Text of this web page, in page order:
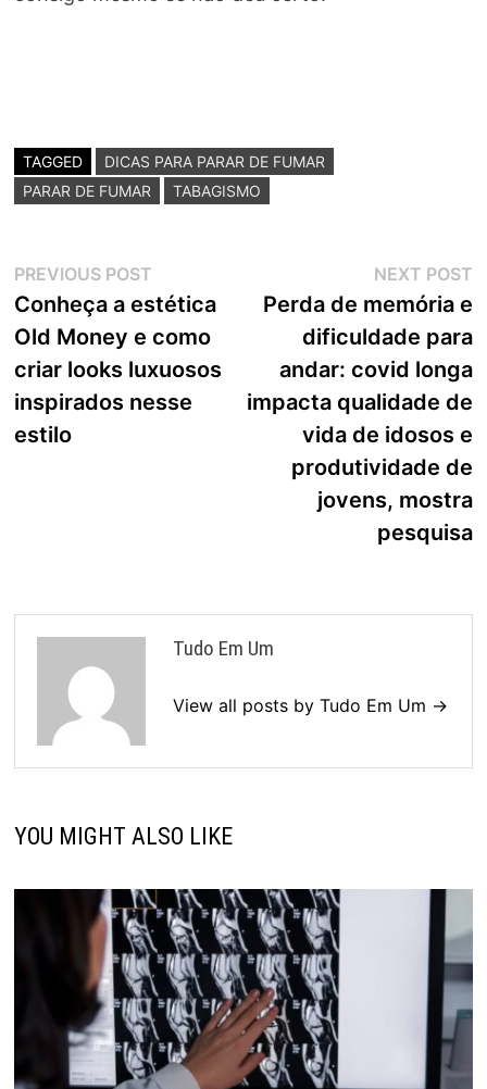
TAGGED
DICAS PARA PARAR DE FUMAR
PARAR DE FUMAR
TABAGISMO
Navegação
de
Post
PREVIOUS POSTPrevious
post:
Conheça a estética
Old Money e como
criar looks luxuosos
inspirados nesse
estilo
NEXT POST
Perda de memória e
dificuldade para
andar: covid longa
impacta qualidade de
vida de idosos e
produtividade de
jovens, mostra
pesquisa
Tudo Em Um
View all posts by Tudo Em Um →
YOU MIGHT ALSO LIKE